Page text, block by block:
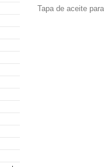
Tapa de aceite